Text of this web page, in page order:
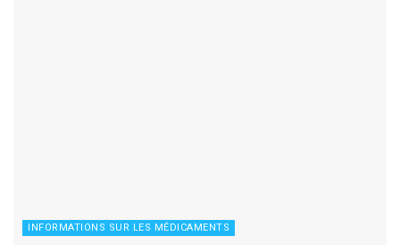
INFORMATIONS SUR LES MÉDICAMENTS